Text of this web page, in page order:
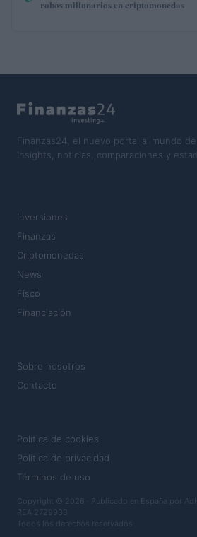
robos millonarios en criptomonedas
Finanzas24, el nuevo portal al mundo
Insights, noticias, comparaciones y
Inversiones
Finanzas
Criptomonedas
News
Fisco
Financiación
Sobre nosotros
Contacto
Política de cookies
Política de privacidad
Términos de uso
Copyright © 2026 · Publicado en España por
REA 2729933
Todos los derechos reservados